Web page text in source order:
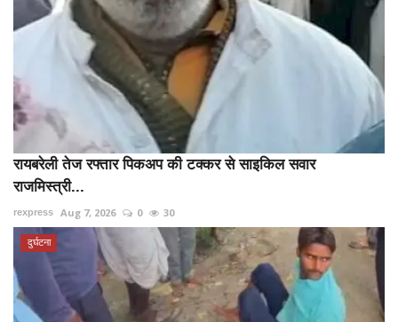
रायबरेली तेज रफ्तार पिकअप की टक्कर से साइकिल सवार
राजमिस्त्री...
rexpress Aug 7, 2026 0 30
दुर्घटना